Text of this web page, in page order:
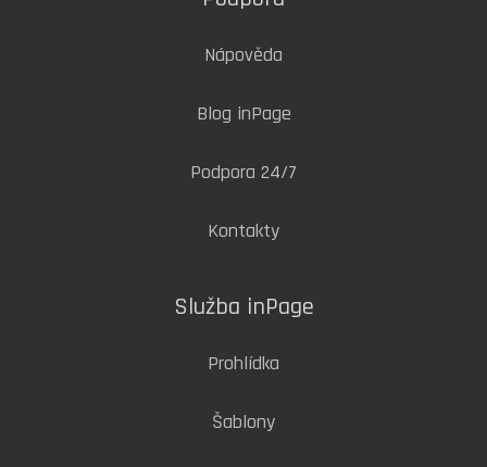
Nápověda
Blog inPage
Podpora 24/7
Kontakty
Služba inPage
Prohlídka
Šablony